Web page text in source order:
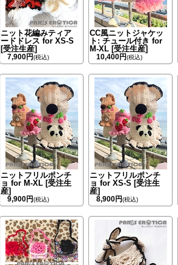
ニット花編みティア
ードドレス for XS-S
[受注生産]
7,900円(税込)
CC風ニットジャケッ
ト: チュール付き for
M-XL [受注生産]
10,400円(税込)
ニットフリルポンチ
ョ for M-XL [受注生
産]
9,900円(税込)
ニットフリルポンチ
ョ for XS-S [受注生
産]
8,900円(税込)